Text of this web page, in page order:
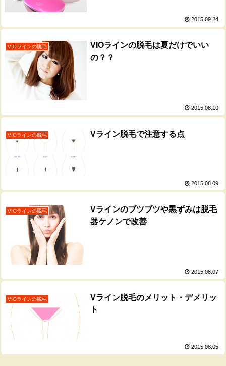
2015.09.24
VIOラインの脱毛
VIOラインの脱毛は夏だけでいい
の？？
2015.08.10
VIOラインの脱毛 Vライン脱毛で注意する点
2015.08.09
VIOラインの脱毛
Vラインのブツブツや黒ずみは脱毛
器ケノンで改善
2015.08.07
VIOラインの脱毛
Vライン脱毛のメリット・デメリッ
ト
2015.08.05